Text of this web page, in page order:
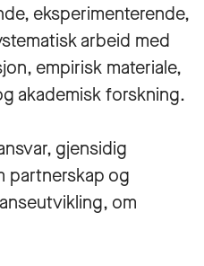
eksperimenterende,
arbeid med
empirisk materiale,
akademisk forskning.
gjensidig
partnerskap og
om